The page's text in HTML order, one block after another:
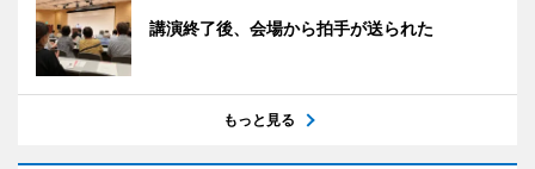
講演終了後、会場から拍手が送られた
もっと見る